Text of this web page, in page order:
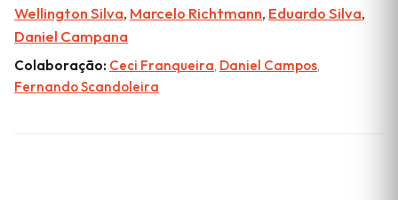
Wellington Silva, Marcelo Richtmann, Eduardo Silva,
Daniel Campana
Colaboração: Ceci Franqueira, Daniel Campos,
Fernando Scandoleira